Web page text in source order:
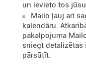
un ievieto tos
Mailo ļauj arī
kalendāru.
pakalpojuma
sniegt
pārsūtīt.